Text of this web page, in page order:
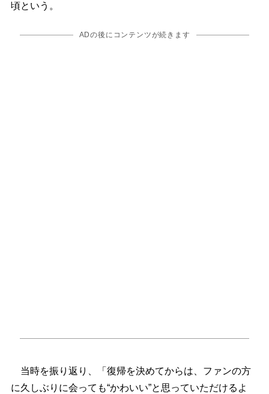
頃という。
ADの後にコンテンツが続きます
当時を振り返り、「復帰を決めてからは、ファンの方
に久しぶりに会っても“かわいい”と思っていただけるよ